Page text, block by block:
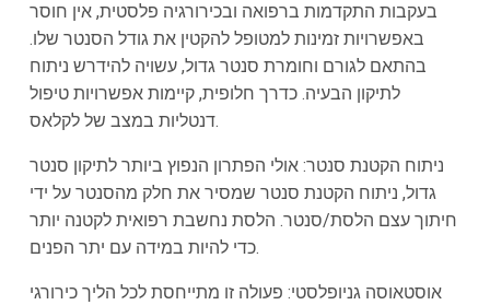
בעקבות התקדמות ברפואה ובכירורגיה פלסטית, אין חוסר
באפשרויות זמינות למטופל להקטין את גודל הסנטר שלו.
בהתאם לגורם וחומרת סנטר גדול, עשויה להידרש ניתוח
לתיקון הבעיה. כדרך חלופית, קיימות אפשרויות טיפול
דנטליות במצב של לקלאס.
ניתוח הקטנת סנטר: אולי הפתרון הנפוץ ביותר לתיקון סנטר
גדול, ניתוח הקטנת סנטר שמסיר את חלק מהסנטר על ידי
חיתוך עצם הלסת/סנטר. הלסת נחשבת רפואית לקטנה יותר
כדי להיות במידה עם יתר הפנים.
אוסטאוסה גניופלסטי: פעולה זו מתייחסת לכל הליך כירורגי